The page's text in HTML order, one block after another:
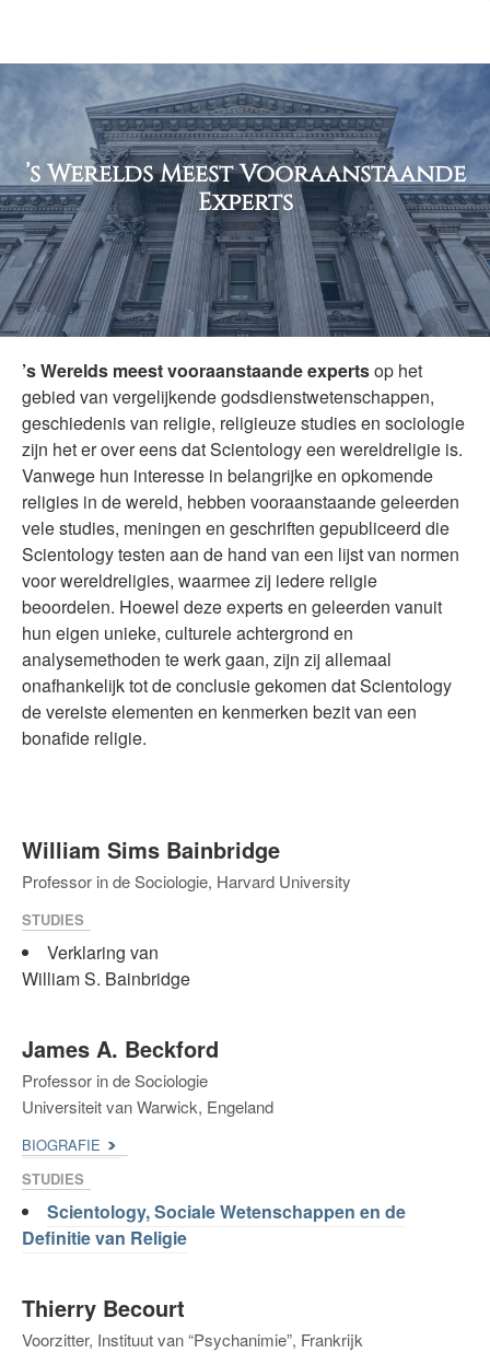
’s Werelds Meest Vooraanstaande
Experts
’s Werelds meest vooraanstaande expertsop het
gebied van vergelijkende godsdienstwetenschappen,
geschiedenis van religie, religieuze studies en sociologie
zijn het er over eens dat Scientology een wereldreligie is.
Vanwege hun interesse in belangrijke en opkomende
religies in de wereld, hebben vooraanstaande geleerden
vele studies, meningen en geschriften gepubliceerd die
Scientology testen aan de hand van een lijst van normen
voor wereldreligies, waarmee zij iedere religie
beoordelen. Hoewel deze experts en geleerden vanuit
hun eigen unieke, culturele achtergrond en
analysemethoden te werk gaan, zijn zij allemaal
onafhankelijk tot de conclusie gekomen dat Scientology
de vereiste elementen en kenmerken bezit van een
bonafide religie.
William Sims Bainbridge
Professor in de Sociologie, Harvard University
STUDIES
Verklaring van
William S. Bainbridge
James A. Beckford
Professor in de Sociologie
Universiteit van Warwick, Engeland
BIOGRAFIE
STUDIES
Scientology, Sociale Wetenschappen en de
Definitie van Religie
Thierry Becourt
Voorzitter, Instituut van “Psychanimie”, Frankrijk